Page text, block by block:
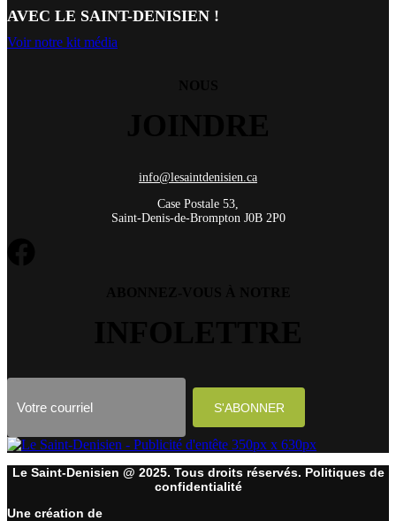
AVEC LE SAINT-DENISIEN !
Voir notre kit média
info@lesaintdenisien.ca
Case Postale 53,
Saint-Denis-de-Brompton J0B 2P0
Le Saint-Denisien @ 2025. Tous droits réservés. Politiques de
confidentialité
Une création de